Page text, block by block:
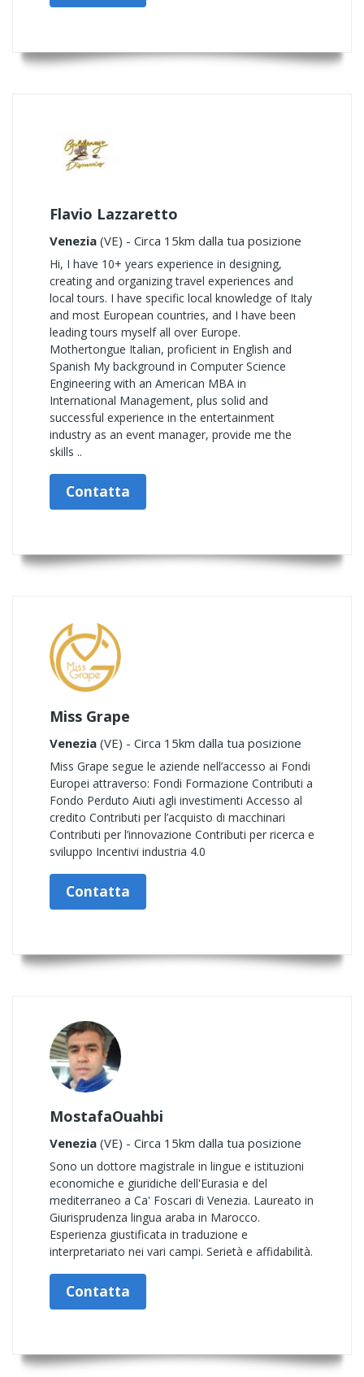
Flavio Lazzaretto
Venezia (VE) - Circa 15km dalla tua posizione
Hi, I have 10+ years experience in designing,
creating and organizing travel experiences and
local tours. I have specific local knowledge of Italy
and most European countries, and I have been
leading tours myself all over Europe.
Mothertongue Italian, proficient in English and
Spanish My background in Computer Science
Engineering with an American MBA in
International Management, plus solid and
successful experience in the entertainment
industry as an event manager, provide me the
skills ..
Contatta
Miss Grape
Venezia (VE) - Circa 15km dalla tua posizione
Miss Grape segue le aziende nell’accesso ai Fondi
Europei attraverso: Fondi Formazione Contributi a
Fondo Perduto Aiuti agli investimenti Accesso al
credito Contributi per l’acquisto di macchinari
Contributi per l’innovazione Contributi per ricerca e
sviluppo Incentivi industria 4.0
Contatta
MostafaOuahbi
Venezia (VE) - Circa 15km dalla tua posizione
Sono un dottore magistrale in lingue e istituzioni
economiche e giuridiche dell'Eurasia e del
mediterraneo a Ca' Foscari di Venezia. Laureato in
Giurisprudenza lingua araba in Marocco.
Esperienza giustificata in traduzione e
interpretariato nei vari campi. Serietà e affidabilità.
Contatta